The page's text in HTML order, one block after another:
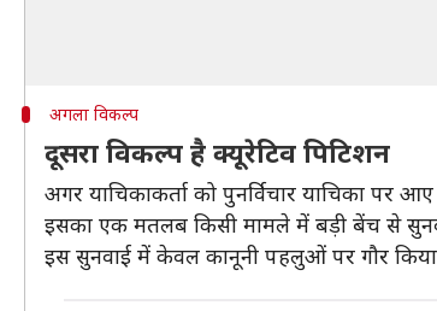
अगला विकल्प
दूसरा विकल्प है क्यूरेटिव पिटिशन
अगर याचिकाकर्ता को पुनर्विचार याचिका पर
इसका एक मतलब किसी मामले में बड़ी बेंच से
इस सुनवाई में केवल कानूनी पहलुओं पर गौर